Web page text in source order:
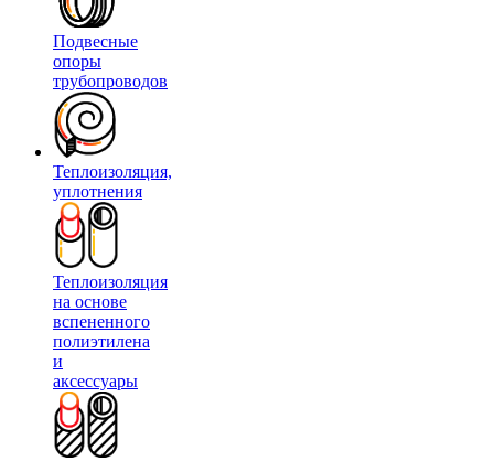
Подвесные
опоры
трубопроводов
Теплоизоляция,
уплотнения
Теплоизоляция
на основе
вспененного
полиэтилена
и
аксессуары